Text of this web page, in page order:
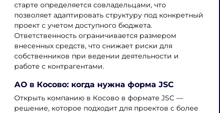
старте определяется совладельцами, что
позволяет адаптировать структуру под конкретный
проект с учетом доступного бюджета.
Ответственность ограничивается размером
внесенных средств, что снижает риски для
собственников при ведении деятельности и
работе с контрагентами.
АО в Косово: когда нужна форма JSC
Открыть компанию в Косово в формате JSC —
решение, которое подходит для проектов с более